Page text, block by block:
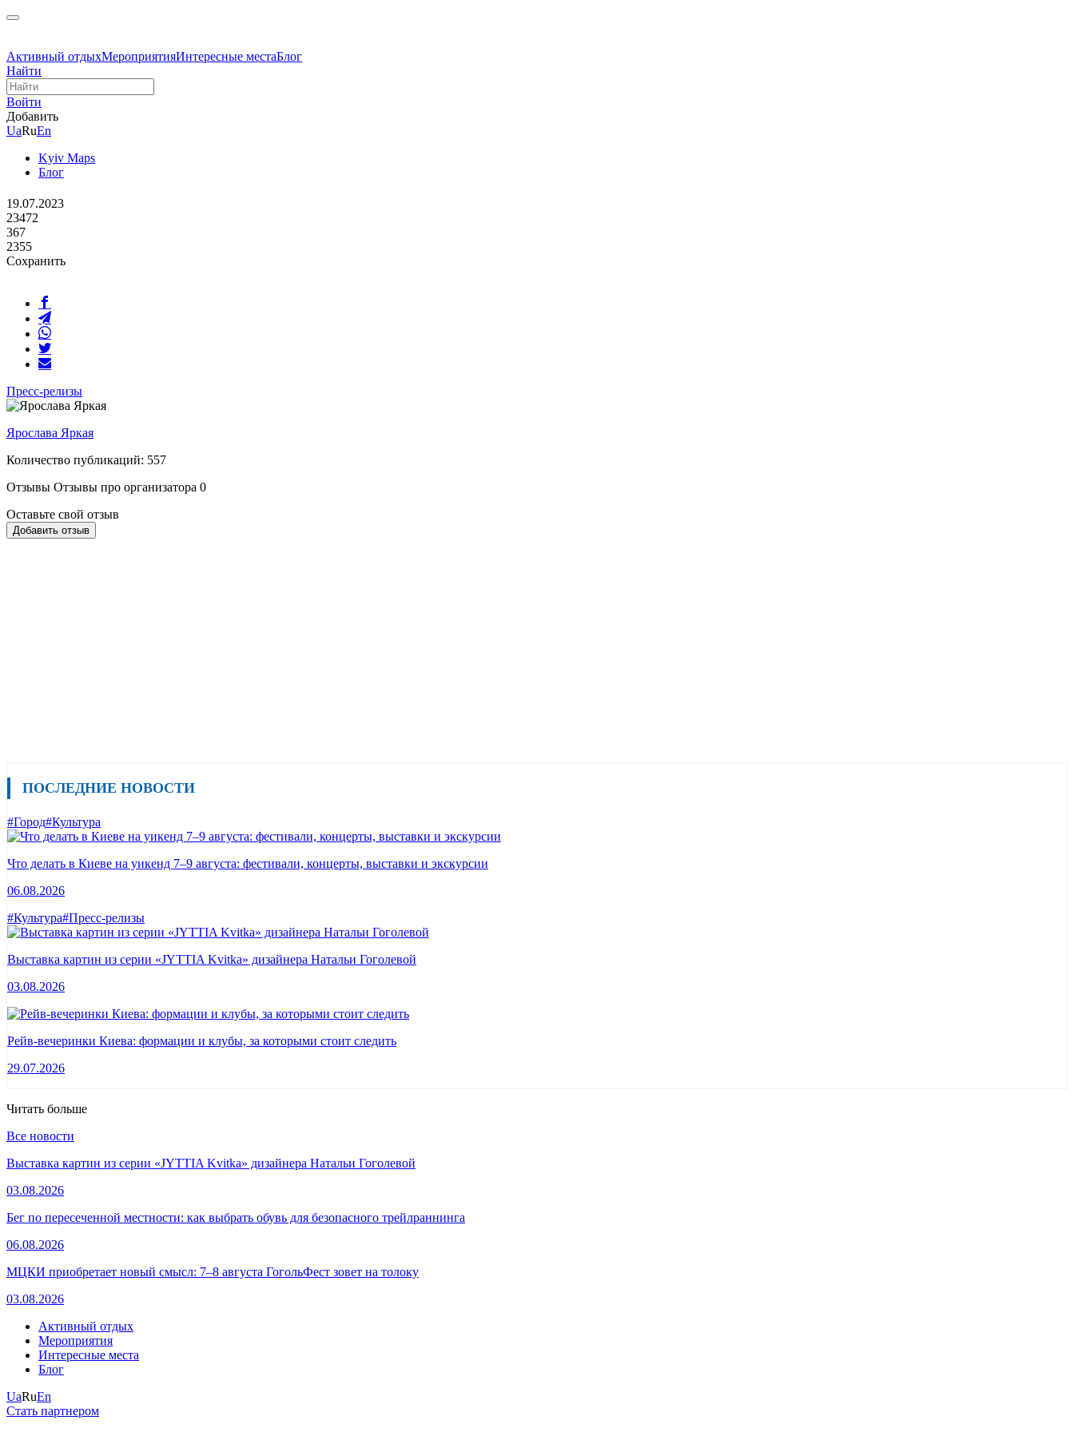
Активный отдыхМероприятияИнтересные местаБлог
Найти
Войти
Добавить
UaRuEn
Kyiv Maps
Блог
19.07.2023
23472
367
2355
Сохранить
Пресс-релизы
Ярослава Яркая
Количество публикаций: 557
Отзывы Отзывы про организатора 0
Оставьте свой отзыв
Добавить отзыв
ПОСЛЕДНИЕ НОВОСТИ
#Город#Культура
Что делать в Киеве на уикенд 7–9 августа: фестивали, концерты, выставки и экскурсии
06.08.2026
#Культура#Пресс-релизы
Выставка картин из серии «JYTTIA Kvitka» дизайнера Натальи Гоголевой
03.08.2026
Рейв-вечеринки Киева: формации и клубы, за которыми стоит следить
29.07.2026
Читать больше
Все новости
Выставка картин из серии «JYTTIA Kvitka» дизайнера Натальи Гоголевой
03.08.2026
Бег по пересеченной местности: как выбрать обувь для безопасного трейлраннинга
06.08.2026
МЦКИ приобретает новый смысл: 7–8 августа ГогольФест зовет на толоку
03.08.2026
Активный отдых
Мероприятия
Интересные места
Блог
UaRuEn
Стать партнером